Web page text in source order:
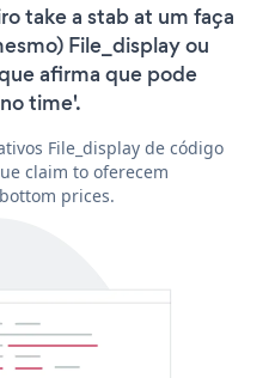
take a stab at um faça
File_display ou
afirma que pode
time'.
File_display de código
claim to oferecem
prices.